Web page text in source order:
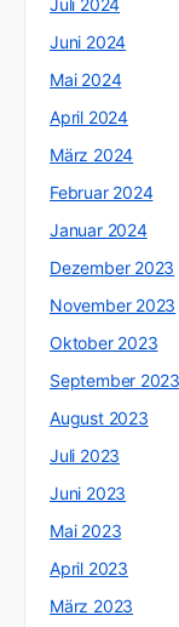
Juli 2024
Juni 2024
Mai 2024
April 2024
März 2024
Februar 2024
Januar 2024
Dezember 2023
November 2023
Oktober 2023
September 2023
August 2023
Juli 2023
Juni 2023
Mai 2023
April 2023
März 2023